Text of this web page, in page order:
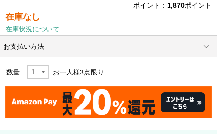
ポイント： 1,870ポイント
在庫なし
在庫状況について
お支払い方法
数量 お一人様3点限り